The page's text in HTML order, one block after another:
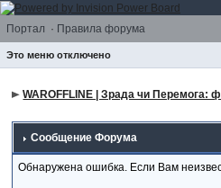
Портал · Правила форума
Это меню отключено
WAROFFLINE | Зрада чи Перемога:
Сообщение Форума
Обнаружена ошибка. Если Вам